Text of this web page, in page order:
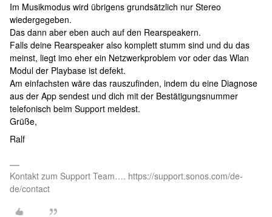
Im Musikmodus wird übrigens grundsätzlich nur Stereo
wiedergegeben.
Das dann aber eben auch auf den Rearspeakern.
Falls deine Rearspeaker also komplett stumm sind und du das
meinst, liegt imo eher ein Netzwerkproblem vor oder das Wlan
Modul der Playbase ist defekt.
Am einfachsten wäre das rauszufinden, indem du eine Diagnose
aus der App sendest und dich mit der Bestätigungsnummer
telefonisch beim Support meldest.
Grüße,
Ralf
Kontakt zum Support Team…. https://support.sonos.com/de-
de/contact